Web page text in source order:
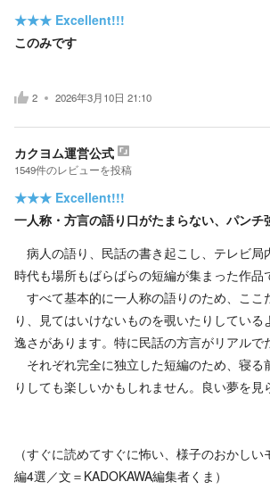
★★★ Excellent!!!
このみです
2 2026年3月10日 21:10
カクヨム運営公式
1549件のレビューを投稿
★★★ Excellent!!!
一人称・方言の語り口がたまらない、パンチ
病人の語り、民話の書き起こし、テレビ局
時代も場所もばらばらの短編が集まった作品
すべて基本的に一人称の語りのため、ここ
り、見てはいけないものを覗いたりしている
逸さがあります。特に民話の方言がリアルで
それぞれ完全に独立した短編のため、寝る
りしても楽しいかもしれません。良い夢を見
（すぐに読めてすぐに怖い、様子のおかし
編4選／文＝KADOKAWA編集者くま）